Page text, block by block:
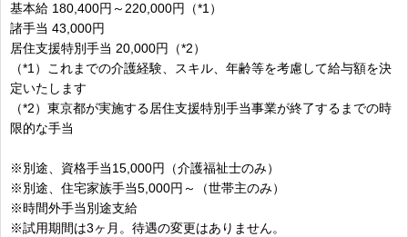
基本給 180,400円～220,000円（*1）
諸手当 43,000円
居住支援特別手当 20,000円（*2）
（*1）これまでの介護経験、スキル、年齢等を考慮して給与額を決
定いたします
（*2）東京都が実施する居住支援特別手当事業が終了するまでの時
限的な手当
※別途、資格手当15,000円（介護福祉士のみ）
※別途、住宅家族手当5,000円～（世帯主のみ）
※時間外手当別途支給
※試用期間は3ヶ月。待遇の変更はありません。